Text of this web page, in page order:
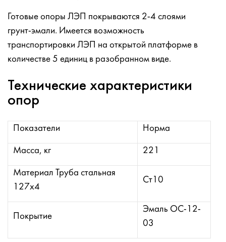
Готовые опоры ЛЭП покрываются 2-4 слоями
грунт-эмали. Имеется возможность
транспортировки ЛЭП на открытой платформе в
количестве 5 единиц в разобранном виде.
Технические характеристики
опор
Показатели Норма
Масса, кг 221
Материал Труба стальная
127х4
Ст10
Покрытие
Эмаль ОС-12-
03